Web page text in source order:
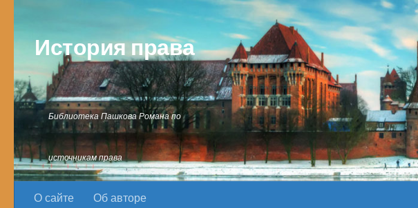
Перейти к содержимому
История права
Библиотека Пашкова Романа по
источникам права
О сайте Об авторе